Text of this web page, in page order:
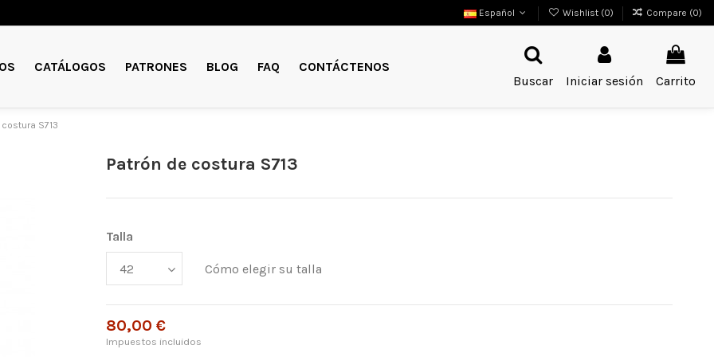
Español Wishlist (0) Compare (0)
CATÁLOGOS PATRONES BLOG FAQ
CONTÁCTENOS
Buscar
Iniciar sesión Carrito
S713
Patrón de costura S713
Talla
Cómo elegir su talla
80,00 €
Impuestos incluidos